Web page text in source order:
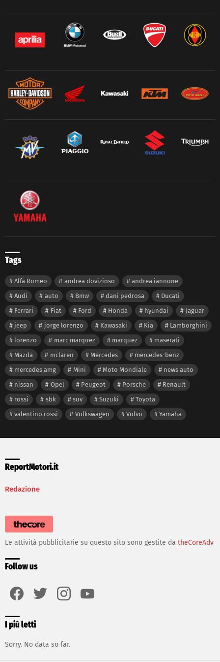
Tags
Alfa Romeo andrea dovizioso
andrea iannone
Audi
auto Bmw dani pedrosa
Ducati
Ferrari
Fiat Ford Honda hyundai
Jaguar
jeep
jorge lorenzo Kawasaki Kia
Lamborghini
lorenzo
marc marquez marquez
maserati
Mazda
mclaren Mercedes
mercedes-benz
mercedes amg
Mini Moto Mondiale
news auto
nissan
Opel Peugeot Porsche
Renault
rossi
sbk suv Suzuki
Toyota
valentino rossi
Volkswagen Volvo Yamaha
ReportMotori.it
Redazione
Le attività pubblicitarie su questo sito sono gestite da theCoreAdv
Follow us
I più letti
Sorry. No data so far.